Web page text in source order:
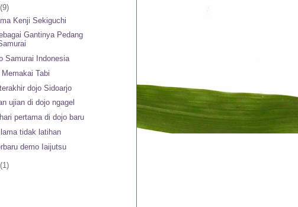
(9)
Kenji Sekiguchi
Gantinya Pedang
Samurai Indonesia
Memakai Tabi
dojo Sidoarjo
ujian di dojo ngagel
pertama di dojo baru
tidak latihan
demo Iaijutsu
(1)